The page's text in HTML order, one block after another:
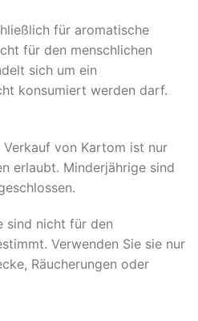
für aromatische
für den menschlichen
sich um ein
konsumiert werden darf.
von Kartom ist nur
erlaubt. Minderjährige sind
sind nicht für den
Verwenden Sie sie nur
Räucherungen oder